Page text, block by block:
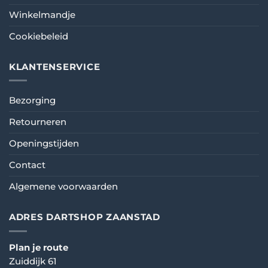
Winkelmandje
Cookiebeleid
KLANTENSERVICE
Bezorging
Retourneren
Openingstijden
Contact
Algemene voorwaarden
ADRES DARTSHOP ZAANSTAD
Plan je route
Zuiddijk 61